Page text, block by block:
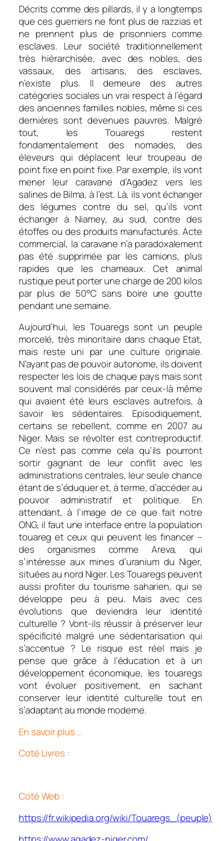
Décrits comme des pillards, il y a longtemps
que ces guerriers ne font plus de razzias et
ne prennent plus de prisonniers comme
esclaves. Leur société traditionnellement
très hiérarchisée, avec des nobles, des
vassaux, des artisans, des esclaves,
n’existe plus. Il demeure des autres
catégories sociales un vrai respect à l’égard
des anciennes familles nobles, même si ces
dernières sont devenues pauvres. Malgré
tout, les Touaregs restent
fondamentalement des nomades, des
éleveurs qui déplacent leur troupeau de
point fixe en point fixe. Par exemple, ils vont
mener leur caravane d’Agadez vers les
salines de Bilma, à l’est. Là, ils vont échanger
des légumes contre du sel, qu’ils vont
échanger à Niamey, au sud, contre des
étoffes ou des produits manufacturés. Acte
commercial, la caravane n’a paradoxalement
pas été supprimée par les camions, plus
rapides que les chameaux. Cet animal
rustique peut porter une charge de 200 kilos
par plus de 50°C sans boire une goutte
pendant une semaine.
Aujourd’hui, les Touaregs sont un peuple
morcelé, très minoritaire dans chaque Etat,
mais reste uni par une culture originale.
N’ayant pas de pouvoir autonome, ils doivent
respecter les lois de chaque pays mais sont
souvent mal considérés par ceux-là même
qui avaient été leurs esclaves autrefois, à
savoir les sédentaires. Episodiquement,
certains se rebellent, comme en 2007 au
Niger. Mais se révolter est contreproductif.
Ce n’est pas comme cela qu’ils pourront
sortir gagnant de leur conflit avec les
administrations centrales, leur seule chance
étant de s’éduquer et, à terme, d’accéder au
pouvoir administratif et politique. En
attendant, à l’image de ce que fait notre
ONG, il faut une interface entre la population
touareg et ceux qui peuvent les financer –
des organismes comme Areva, qui
s’intéresse aux mines d’uranium du Niger,
situées au nord Niger. Les Touaregs peuvent
aussi profiter du tourisme saharien, qui se
développe peu à peu. Mais avec ces
évolutions que deviendra leur identité
culturelle ? Vont-ils réussir à préserver leur
spécificité malgré une sédentarisation qui
s’accentue ? Le risque est réel mais je
pense que grâce à l’éducation et à un
développement économique, les touaregs
vont évoluer positivement, en sachant
conserver leur identité culturelle tout en
s’adaptant au monde moderne.
En savoir plus …
Coté Livres :
Coté Web :
https://fr.wikipedia.org/wiki/Touaregs_(peuple)